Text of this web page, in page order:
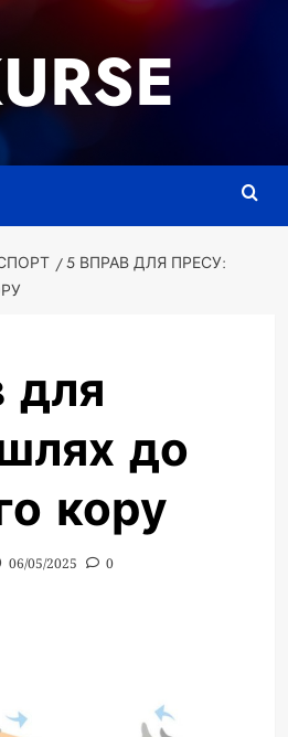
5 ВПРАВ ДЛЯ ПРЕСУ:
для
до
кору
06/05/2025 0